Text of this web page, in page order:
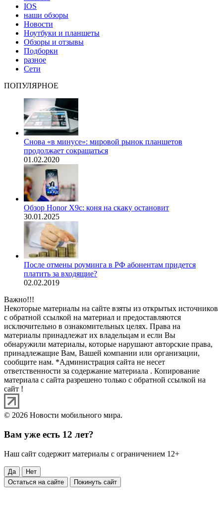
IOS
наши обзоры
Новости
Ноутбуки и планшеты
Обзоры и отзывы
Подборки
разное
Сети
ПОПУЛЯРНОЕ
Снова «в минусе»: мировой рынок планшетов
продолжает сокращаться
01.02.2020
Обзор Honor X9c: коня на скаку остановит
30.01.2025
После отмены роуминга в РФ абонентам придется
платить за входящие?
02.02.2019
Важно!!!
Некоторые материалы на сайте взяты из открытых источников
с обратной ссылкой на материал и предоставляются
исключительно в ознакомительных целях. Права на
материалы принадлежат их владельцам и если Вы
обнаружили материалы, которые нарушают авторские права,
принадлежащие Вам, Вашей компании или организации,
сообщите нам. *Администрация сайта не несет
ответственности за содержание материала . Копирование
материала с сайта разрешено только с обратной ссылкой на
сайт !
© 2026 Новости мобильного мира.
Вам уже есть 12 лет?
Наш сайт содержит материалы с ограничением 12+
Да
Нет
Остаться на сайте
Покинуть сайт